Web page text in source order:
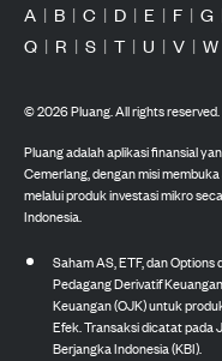
A | B | C | D | E | F | G
Q | R | S | T | U | V | W
©2026Pluang. All rights reserved.
Pluang adalah aplikasi finansial
Cemerlang, dengan misi
melalui produk investasi mikro
Indonesia.
Saham AS, ETF, dan
Pedagang Derivatif
Keuangan (OJK) untuk
Efek. Transaksi dicatat pada
Berjangka Indonesia (KBI).